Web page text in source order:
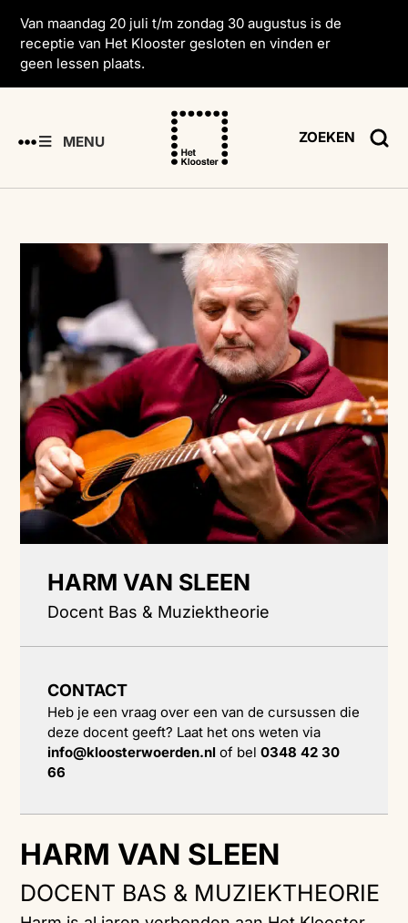
Van maandag 20 juli t/m zondag 30 augustus is de
receptie van Het Klooster gesloten en vinden er
geen lessen plaats.
MENU ZOEKEN
HARM VAN SLEEN
DOCENT BAS & MUZIEKTHEORIE
HARM VAN SLEEN
Docent Bas & Muziektheorie
CONTACT
Heb je een vraag over een van de cursussen die
deze docent geeft? Laat het ons weten via
info@kloosterwoerden.nl of bel0348 42 30
66